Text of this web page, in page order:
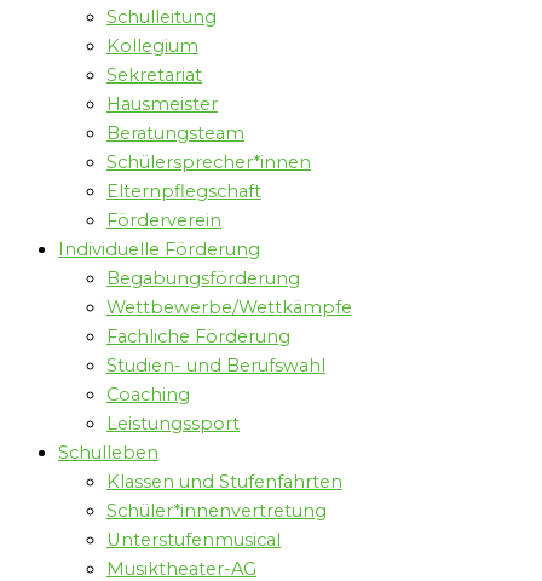
Schulleitung
Kollegium
Sekretariat
Hausmeister
Beratungsteam
Schülersprecher*innen
Elternpflegschaft
Förderverein
Individuelle Förderung
Begabungsförderung
Wettbewerbe/Wettkämpfe
Fachliche Förderung
Studien- und Berufswahl
Coaching
Leistungssport
Schulleben
Klassen und Stufenfahrten
Schüler*innenvertretung
Unterstufenmusical
Musiktheater-AG